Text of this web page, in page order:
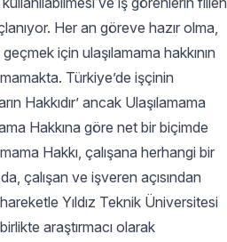
Her an göreve hazır olma,
için ulaşılamama hakkının
Türkiye’de işçinin
Hakkıdır’ ancak Ulaşılamama
Hakkına göre net bir biçimde
Hakkı, çalışana herhangi bir
çalışan ve işveren açısından
Yıldız Teknik Üniversitesi
araştırmacı olarak